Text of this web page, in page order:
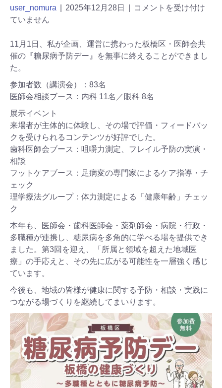
user_nomura 2025年12月28日
コメントを受け付け
ていません
11月1日、私が企画、運営に携わった板橋区・医師会共
催の『糖尿病予防デー』を無事に終えることができまし
た。
参加者数（講演会）：83名
医師会相談ブース：内科 11名／眼科 8名
展示イベント
来場者が主体的に体験し、その場で評価・フィードバッ
クを受けられるコンテンツが好評でした。
歯科医師会ブース：咀嚼力測定、フレイル予防の実演・
相談
フットケアブース：足病変の専門家によるケア指導・チ
ェック
理学療法グループ：体力測定による「健康年齢」チェッ
ク
本年も、医師会・歯科医師会・薬剤師会・病院・行政・
多職種が連携し、糖尿病を多角的に学べる場を提供でき
ました。第3回を迎え、「所属と領域を超えた地域医
療」の手応えと、その先に広がる可能性を一層強く感じ
ています。
今後も、地域の皆様が健康に関する予防・相談・実践に
つながる場づくりを継続してまいります。